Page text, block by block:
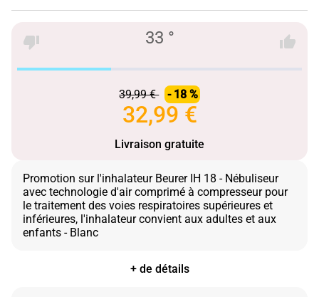
33 °
39,99 € - 18 %
32,99 €
Livraison gratuite
Promotion sur l'inhalateur Beurer IH 18 - Nébuliseur
avec technologie d'air comprimé à compresseur pour
le traitement des voies respiratoires supérieures et
inférieures, l'inhalateur convient aux adultes et aux
+ de détails